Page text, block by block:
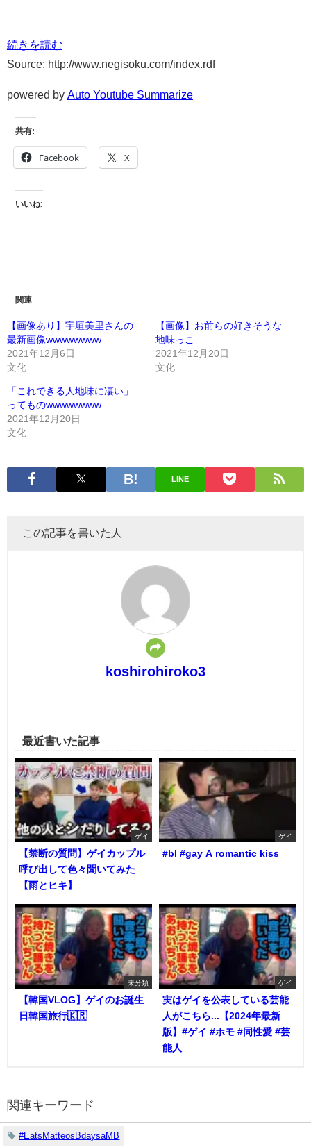
続きを読む
Source: http://www.negisoku.com/index.rdf
powered by Auto Youtube Summarize
共有:
Facebook X
いいね:
関連
【画像あり】宇垣美里さんの
最新画像wwwwwwww
2021年12月6日
文化
【画像】お前らの好きそうな
地味っこ
2021年12月20日
文化
「これできる人地味に凄い」
ってものwwwwwwww
2021年12月20日
文化
LINE
この記事を書いた人
koshirohiroko3
最近書いた記事
ゲイ
【禁断の質問】ゲイカップル
呼び出して色々聞いてみた
【雨とヒキ】
ゲイ
#bl #gay A romantic kiss
未分類
【韓国VLOG】ゲイのお誕生
日韓国旅行🇰🇷
ゲイ
実はゲイを公表している芸能
人がこちら...【2024年最新
版】#ゲイ #ホモ #同性愛 #芸
能人
関連キーワード
#EatsMatteosBdaysaMB